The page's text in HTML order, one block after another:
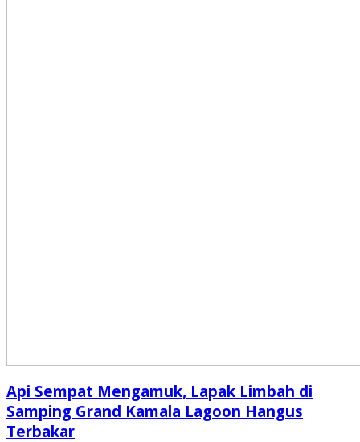
Api Sempat Mengamuk, Lapak Limbah di
Samping Grand Kamala Lagoon Hangus
Terbakar